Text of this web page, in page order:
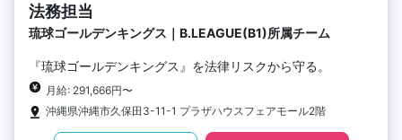
法務担当
琉球ゴールデンキングス｜B.LEAGUE(B1)所属チーム
『琉球ゴールデンキングス』を法律リスクから守る。
月給: 291,666円〜
沖縄県沖縄市久保田3-11-1 プラザハウスフェアモール2階